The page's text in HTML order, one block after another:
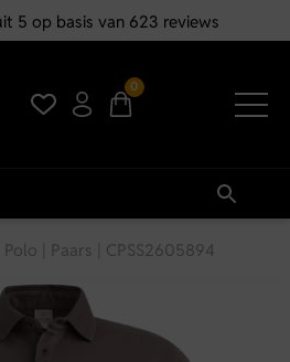
5 op basis van 623 reviews
0
| Paars | CPSS2605894